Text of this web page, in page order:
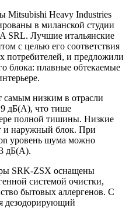
Mitsubishi Heavy Industries
в миланской студии
SRL. Лучшие итальянские
с целью его соответствия
потребителей, и предложили
блока: плавные обтекаемые
низким в отрасли
дБ(А), что тише
полной тишины. Низкие
и наружный блок. При
уровень шума можно
дБ(А).
SRK-ZSX оснащены
системой очистки,
бытовых аллергенов. С
дезодорирующий